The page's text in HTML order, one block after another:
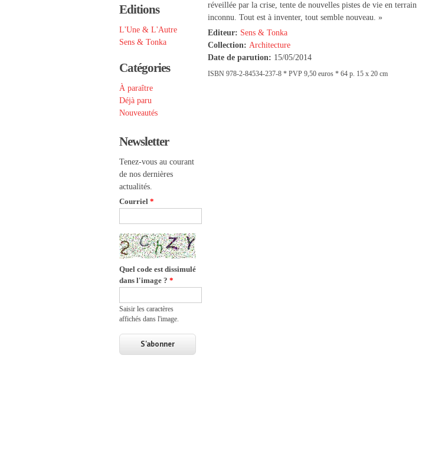
Editions
L'Une & L'Autre
Sens & Tonka
Catégories
À paraître
Déjà paru
Nouveautés
Newsletter
Tenez-vous au courant
de nos dernières
actualités.
Courriel *
Quel code est dissimulé
dans l'image ? *
Saisir les caractères
affichés dans l'image.
réveillée par la crise, tente de nouvelles pistes de vie en terrain
inconnu. Tout est à inventer, tout semble nouveau. »
Editeur: Sens & Tonka
Collection: Architecture
Date de parution: 15/05/2014
ISBN 978-2-84534-237-8 * PVP 9,50 euros * 64 p. 15 x 20 cm